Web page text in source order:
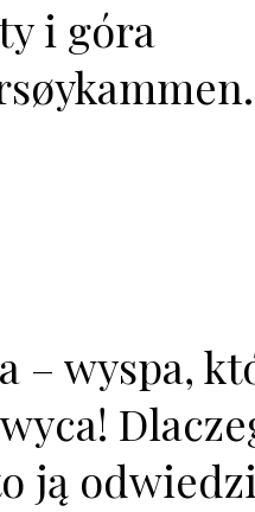
i góra
– wyspa,
ją